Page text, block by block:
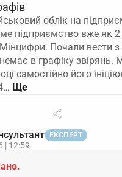
облік на
підприємство вже як
Мінцифри. Почали вести
в графіку звірянь.
самостійно його
ЕКСПЕРТ
| 12:59